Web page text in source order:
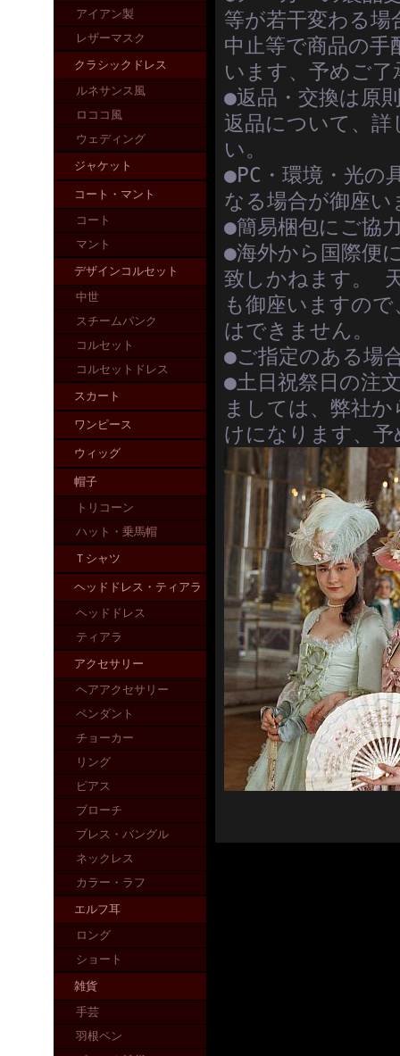
アイアン製
レザーマスク
クラシックドレス
ルネサンス風
ロココ風
ウェディング
ジャケット
コート・マント
コート
マント
デザインコルセット
中世
スチームパンク
コルセット
コルセットドレス
スカート
ワンピース
ウィッグ
帽子
トリコーン
ハット・乗馬帽
Ｔシャツ
ヘッドドレス・ティアラ
ヘッドドレス
ティアラ
アクセサリー
ヘアアクセサリー
ペンダント
チョーカー
リング
ピアス
ブローチ
ブレス・バングル
ネックレス
カラー・ラフ
エルフ耳
ロング
ショート
雑貨
手芸
羽根ペン
等が若干変わる
中止等で商品の手
います、予めご了
●返品・交換は原
返品について、
い。
●PC・環境・光の
なる場合が御座い
●簡易梱包にご協
●海外から国際便
致しかねます。
も御座いますの
はできません。
●ご指定のある場
●土日祝祭日の注
ましては、弊社
けになります、